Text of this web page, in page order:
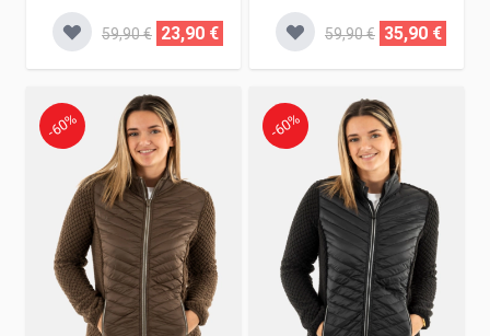
59,90 € 23,90 € 59,90 € 35,90 €
-60% -60%